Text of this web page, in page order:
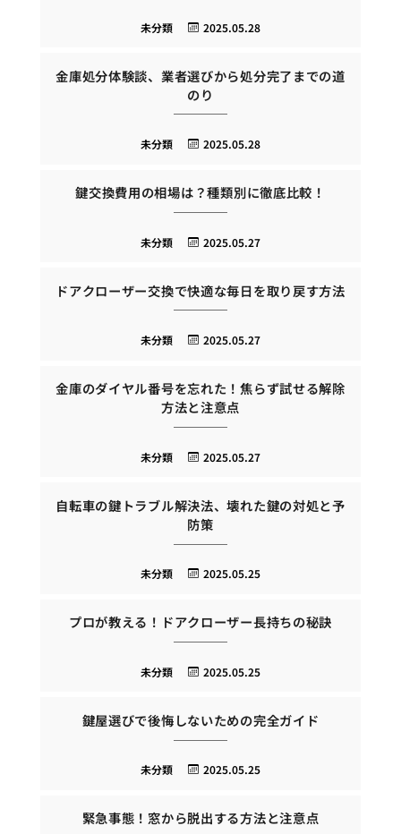
2025.05.28
未分類
金庫処分体験談、業者選びから処分完了までの道
のり
2025.05.28
未分類
鍵交換費用の相場は？種類別に徹底比較！
2025.05.27
未分類
ドアクローザー交換で快適な毎日を取り戻す方法
2025.05.27
未分類
金庫のダイヤル番号を忘れた！焦らず試せる解除
方法と注意点
2025.05.27
未分類
自転車の鍵トラブル解決法、壊れた鍵の対処と予
防策
2025.05.25
未分類
プロが教える！ドアクローザー長持ちの秘訣
2025.05.25
未分類
鍵屋選びで後悔しないための完全ガイド
2025.05.25
未分類
緊急事態！窓から脱出する方法と注意点